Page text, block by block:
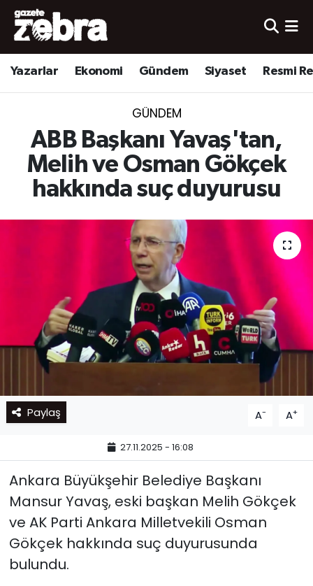
Yazarlar Ekonomi Gündem Siyaset Resmi
GÜNDEM
ABB Başkanı Yavaş'tan,
Melih ve Osman Gökçek
hakkında suç duyurusu
Paylaş A- A+
27.11.2025 - 16:08
Ankara Büyükşehir Belediye Başkanı
Mansur Yavaş, eski başkan Melih Gökçek
ve AK Parti Ankara Milletvekili Osman
Gökçek hakkında suç duyurusunda
bulundu.
Yazarlar
Ekonomi
Yerel
Spor
Nöbetçi Eczaneler
Hava Durumu
Süper Lig Puan Durumu ve Fikstür
Tüm Manşetler
Son Dakika Haberleri